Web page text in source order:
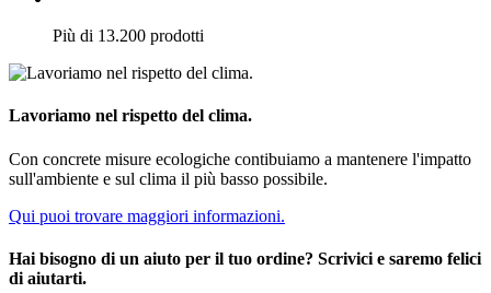
Più di 13.200 prodotti
Lavoriamo nel rispetto del clima.
Con concrete misure ecologiche contibuiamo a mantenere l'impatto
sull'ambiente e sul clima il più basso possibile.
Qui puoi trovare maggiori informazioni.
Hai bisogno di un aiuto per il tuo ordine? Scrivici e saremo felici
di aiutarti.